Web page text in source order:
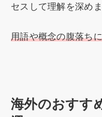
セスして理解を深めま
用語や概念の腹落ち
海外のおすす